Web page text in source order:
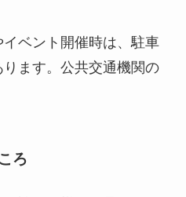
ベント開催時は、駐車
ます。公共交通機関の
ろ